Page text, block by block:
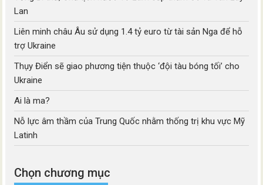
Lan
Liên minh châu Âu sử dụng 1.4 tỷ euro từ tài sản Nga để hỗ
trợ Ukraine
Thụy Điển sẽ giao phương tiện thuộc ‘đội tàu bóng tối’ cho
Ukraine
Ai là ma?
Nỗ lực âm thầm của Trung Quốc nhằm thống trị khu vực Mỹ
Latinh
Chọn chương mục